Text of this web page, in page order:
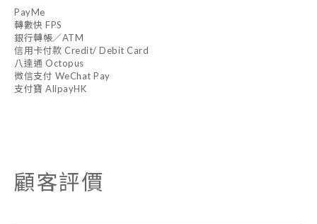
PayMe
轉數快 FPS
銀行轉帳／ATM
信用卡付款 Credit/ Debit Card
八達通 Octopus
微信支付 WeChat Pay
支付寶 AlipayHK
顧客評價